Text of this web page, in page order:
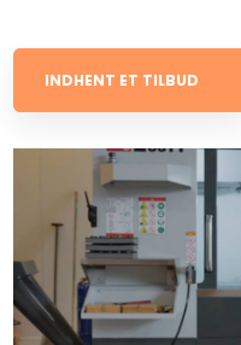
INDHENT ET TILBUD